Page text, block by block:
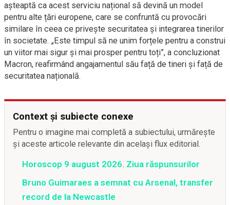
așteaptă ca acest serviciu național să devină un model
pentru alte țări europene, care se confruntă cu provocări
similare în ceea ce privește securitatea și integrarea tinerilor
în societate. „Este timpul să ne unim forțele pentru a construi
un viitor mai sigur și mai prosper pentru toți”, a concluzionat
Macron, reafirmând angajamentul său față de tineri și față de
securitatea națională.
Context și subiecte conexe
Pentru o imagine mai completă a subiectului, urmărește
și aceste articole relevante din același flux editorial.
Horoscop 9 august 2026. Ziua răspunsurilor
Bruno Guimaraes a semnat cu Arsenal, transfer
record de la Newcastle